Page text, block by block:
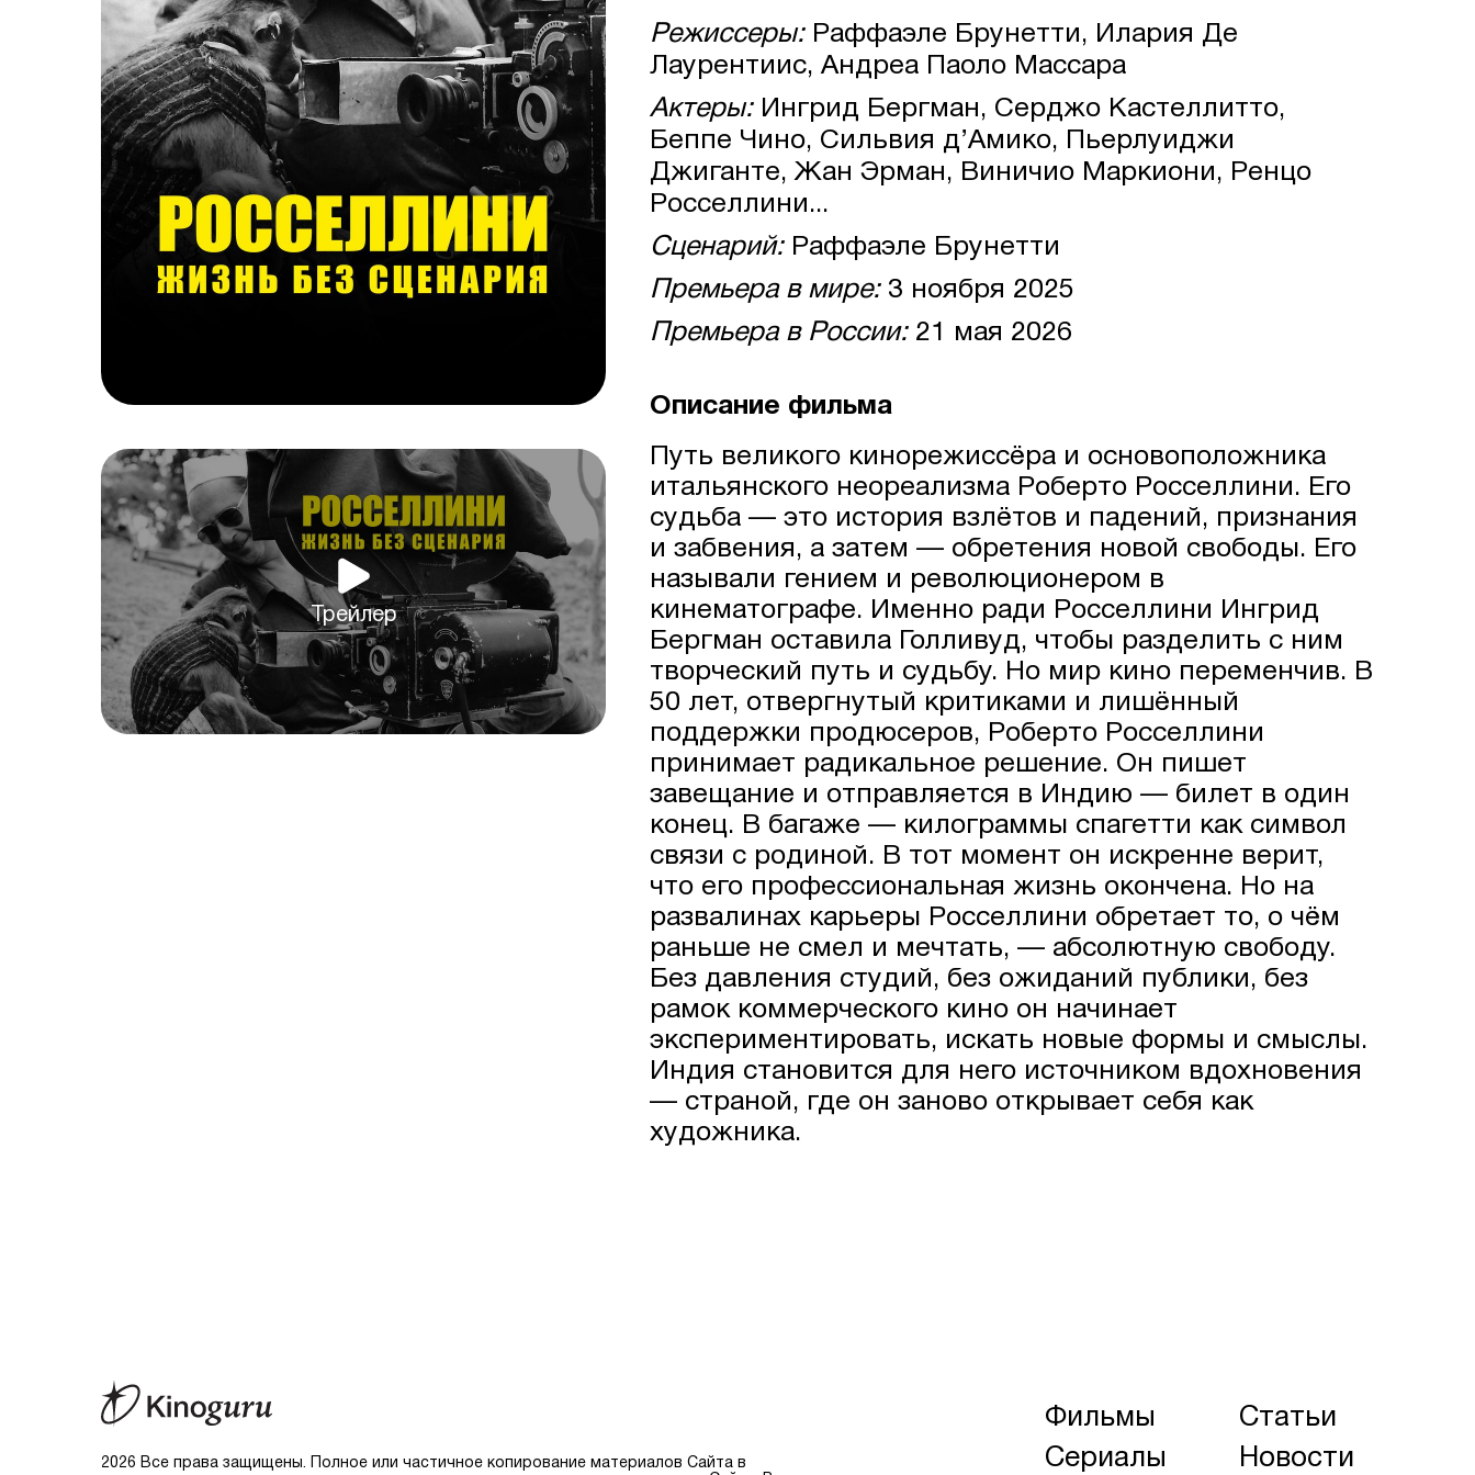
Трейлер
Режиссеры:Раффаэле Брунетти, Илария Де
Лаурентиис, Андреа Паоло Массара
Актеры:Ингрид Бергман, Серджо Кастеллитто,
Беппе Чино, Сильвия д’Амико, Пьерлуиджи
Джиганте, Жан Эрман, Виничио Маркиони, Ренцо
Росселлини...
Сценарий:Раффаэле Брунетти
Премьера в мире:3 ноября 2025
Премьера в России:21 мая 2026
Описание фильма
Путь великого кинорежиссёра и основоположника
итальянского неореализма Роберто Росселлини. Его
судьба — это история взлётов и падений, признания
и забвения, а затем — обретения новой свободы. Его
называли гением и революционером в
кинематографе. Именно ради Росселлини Ингрид
Бергман оставила Голливуд, чтобы разделить с ним
творческий путь и судьбу. Но мир кино переменчив. В
50 лет, отвергнутый критиками и лишённый
поддержки продюсеров, Роберто Росселлини
принимает радикальное решение. Он пишет
завещание и отправляется в Индию — билет в один
конец. В багаже — килограммы спагетти как символ
связи с родиной. В тот момент он искренне верит,
что его профессиональная жизнь окончена. Но на
развалинах карьеры Росселлини обретает то, о чём
раньше не смел и мечтать, — абсолютную свободу.
Без давления студий, без ожиданий публики, без
рамок коммерческого кино он начинает
экспериментировать, искать новые формы и смыслы.
Индия становится для него источником вдохновения
— страной, где он заново открывает себя как
художника.
2026 Все права защищены. Полное или частичное копирование материалов Сайта в
Фильмы
Статьи
Сериалы
Новости